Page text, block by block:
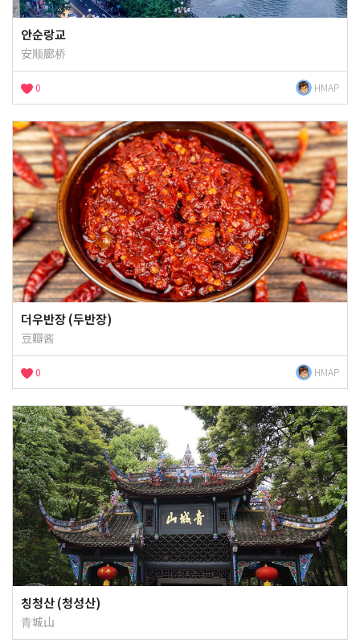
안순랑교
安顺廊桥
0 HMAP
더우반장 (두반장)
豆瓣酱
0 HMAP
칭청산 (청성산)
青城山